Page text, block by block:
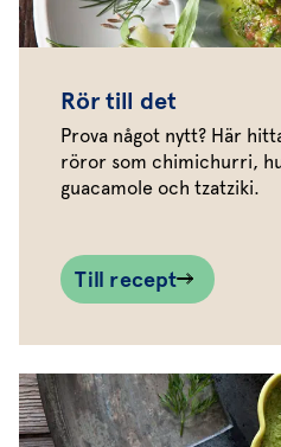
Rör till det
Prova något nytt? Här
röror som chimichurri,
guacamole och tzatziki.
Till recept